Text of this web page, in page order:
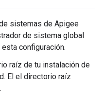
sistemas de Apigee
de sistema global
configuración.
raíz de tu instalación de
El el directorio raíz
.